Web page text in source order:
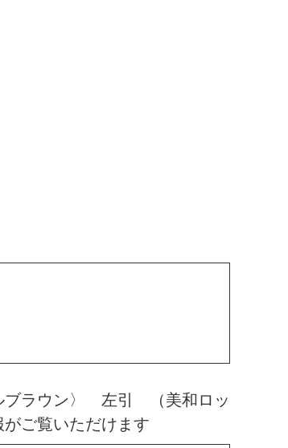
ラウン〉 左引 （美和ロッ
ご覧いただけます